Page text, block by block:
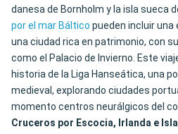
danesa de Bornholm y la isla sueca
por el mar Báltico pueden incluir una
una ciudad rica en patrimonio, con
como el Palacio de Invierno. Este
historia de la Liga Hanseática, una
medieval, explorando ciudades
momento centros neurálgicos del
Cruceros por Escocia, Irlanda e